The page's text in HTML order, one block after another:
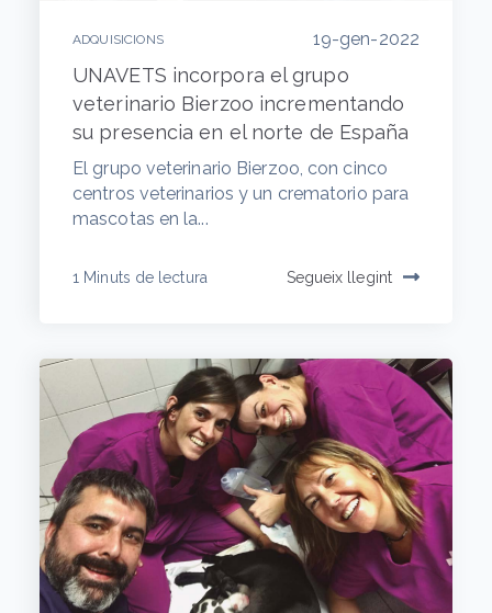
ADQUISICIONS 19-gen-2022
UNAVETS incorpora el grupo
veterinario Bierzoo incrementando
su presencia en el norte de España
El grupo veterinario Bierzoo, con cinco
centros veterinarios y un crematorio para
mascotas en la...
1 Minuts de lectura Segueix llegint